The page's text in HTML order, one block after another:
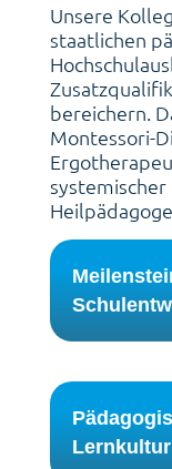
Unsere
staatlichen
bereichern.
Montessori-
Lernkultur